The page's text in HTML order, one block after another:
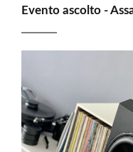
Evento ascolto -